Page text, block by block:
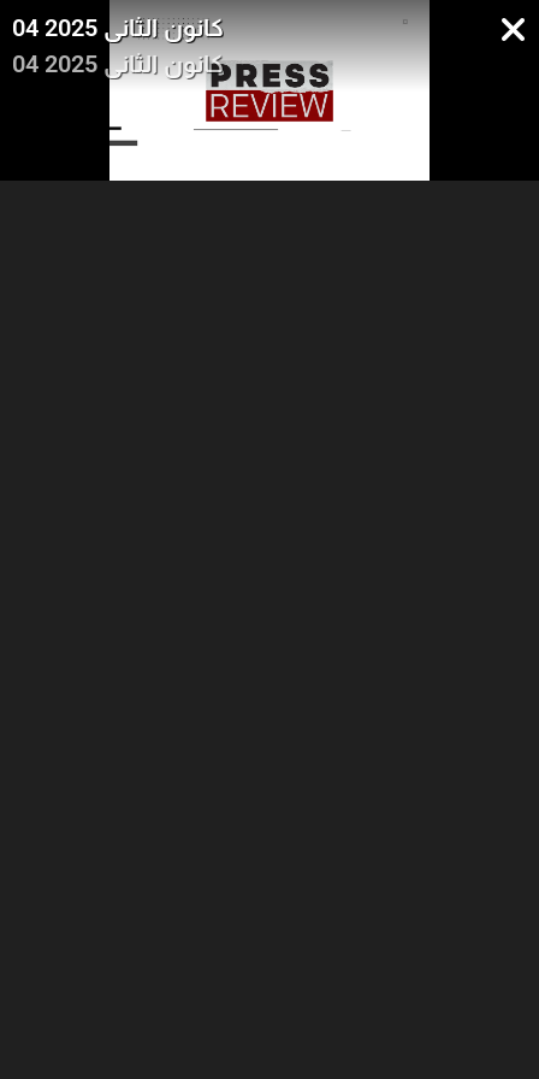
04 كانون الثاني 2025
04 كانون الثاني 2025